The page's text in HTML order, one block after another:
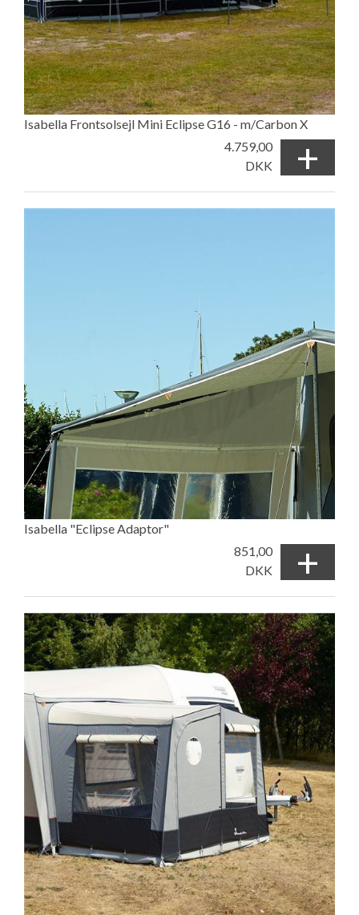
Isabella Frontsolsejl Mini Eclipse G16 - m/Carbon X
4.759,00
DKK
+
Isabella "Eclipse Adaptor"
851,00
DKK
+